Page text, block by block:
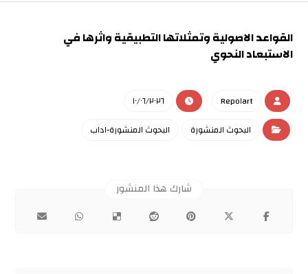
القواعد الاصولية وتمثلاتها التطبيقية واثرها في
الاستبعاد النحوي
Repo١art
١٠/٠٦/٢٠٢٦
البحوث المنشورة
البحوث المنشورة-اداب